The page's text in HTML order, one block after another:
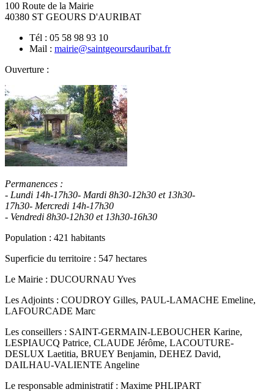
100 Route de la Mairie
40380 ST GEOURS D'AURIBAT
Tél : 05 58 98 93 10
Mail : mairie@saintgeoursdauribat.fr
Ouverture :
Permanences :
- Lundi 14h-17h30- Mardi 8h30-12h30 et 13h30-
17h30- Mercredi 14h-17h30
- Vendredi 8h30-12h30 et 13h30-16h30
Population : 421 habitants
Superficie du territoire : 547 hectares
Le Mairie : DUCOURNAU Yves
Les Adjoints : COUDROY Gilles, PAUL-LAMACHE Emeline,
LAFOURCADE Marc
Les conseillers : SAINT-GERMAIN-LEBOUCHER Karine,
LESPIAUCQ Patrice, CLAUDE Jérôme, LACOUTURE-
DESLUX Laetitia, BRUEY Benjamin, DEHEZ David,
DAILHAU-VALIENTE Angeline
Le responsable administratif : Maxime PHLIPART